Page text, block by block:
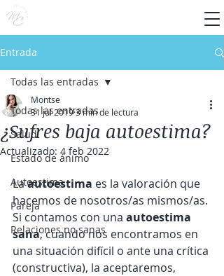
Entrada
Todas las entradas
Salud
Estado de ánimo
Autoestima
Pareja
Relaciones no sanas
Todas las entradas
¿Sufres baja autoestima?
Montse
31 jul 20193 min de lectura
Actualizado: 4 feb 2022
La autoestima es la valoración que
hacemos de nosotros/as mismos/as.
Si contamos con una autoestima
sana, cuando nos encontramos en
una situación difícil o ante una crítica
(constructiva), la aceptaremos,